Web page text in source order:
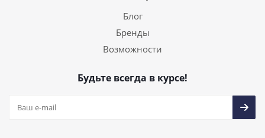
Блог
Бренды
Возможности
Будьте всегда в курсе!